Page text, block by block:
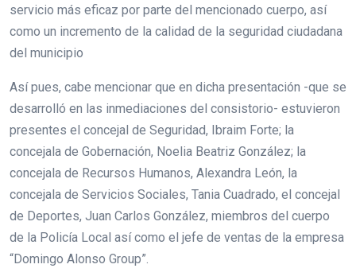
servicio más eficaz por parte del mencionado cuerpo, así
como un incremento de la calidad de la seguridad ciudadana
del municipio
Así pues, cabe mencionar que en dicha presentación -que se
desarrolló en las inmediaciones del consistorio- estuvieron
presentes el concejal de Seguridad, Ibraim Forte; la
concejala de Gobernación, Noelia Beatriz González; la
concejala de Recursos Humanos, Alexandra León, la
concejala de Servicios Sociales, Tania Cuadrado, el concejal
de Deportes, Juan Carlos González, miembros del cuerpo
de la Policía Local así como el jefe de ventas de la empresa
“Domingo Alonso Group”.